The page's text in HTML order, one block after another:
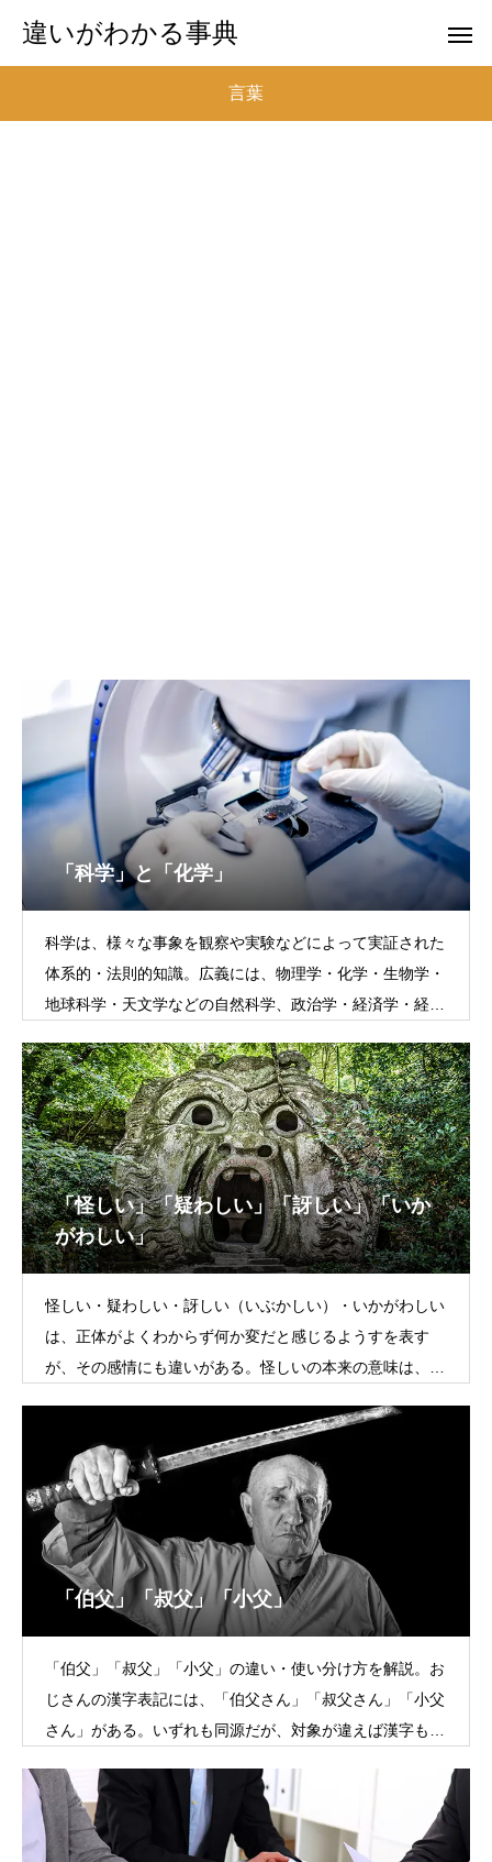
違いがわかる事典
言葉
「科学」と「化学」
科学は、様々な事象を観察や実験などによって実証された
体系的・法則的知識。広義には、物理学・化学・生物学・
地球科学・天文学などの自然科学、政治学・経済学・経営
「怪しい」「疑わしい」「訝しい」「いか
がわしい」
怪しい・疑わしい・訝しい（いぶかしい）・いかがわしい
は、正体がよくわからず何か変だと感じるようすを表す
が、その感情にも違いがある。怪しいの本来の意味は、不
「伯父」「叔父」「小父」
「伯父」「叔父」「小父」の違い・使い分け方を解説。お
じさんの漢字表記には、「伯父さん」「叔父さん」「小父
さん」がある。いずれも同源だが、対象が違えば漢字も使